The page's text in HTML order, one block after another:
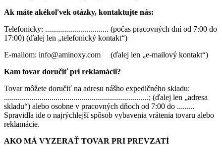
Ak máte akékoľvek otázky, kontaktujte nás:
Telefonicky: ................................ (počas pracovných dní od 7:00 do
17:00) (ďalej len „telefonický kontakt“)
E-mailom: info@aminoxy.com (ďalej len „e-mailový kontakt“)
Kam tovar doručiť pri reklamácii?
Tovar môžete doručiť na adresu nášho expedičného skladu:
.........................................................................; (ďalej len „adresa
skladu“) alebo osobne v pracovných dňoch od 7:00 do .........
Spravidla ide o najrýchlejší spôsob vybavenia vrátenia tovaru alebo
reklamácie.
AKO MÁ VYZERAŤ TOVAR PRI PREVZATÍ